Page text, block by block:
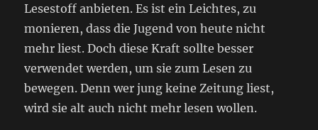
Lesestoff anbieten. Es ist ein Leichtes, zu
monieren, dass die Jugend von heute nicht
mehr liest. Doch diese Kraft sollte besser
verwendet werden, um sie zum Lesen zu
bewegen. Denn wer jung keine Zeitung liest,
wird sie alt auch nicht mehr lesen wollen.